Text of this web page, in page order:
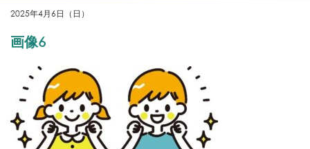
2025年4月6日（日）
画像6